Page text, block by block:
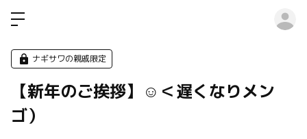
ナギサワの親戚限定
【新年のご挨拶】☺️＜遅くなりメン
ゴ）